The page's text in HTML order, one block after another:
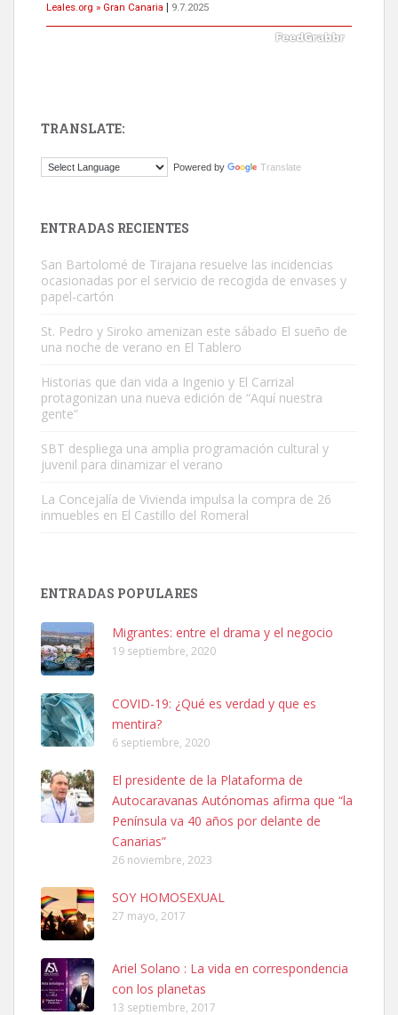
Leales.org » Gran Canaria
9.7.2025
El ayuntamiento se va a llevar a Los Gatos callejeros de la zona los
Este gato macho ha aparecido en la calle hace menos de un mes,
es muy manso y extremadamente cari...
Leales.org » Gran Canaria
Leales.org » Gran Canaria
SHIBA PERDIDO AVDA JOSE MESA Y LOPEZ
PERRO MACHO RAZA SHIBA CON MICROCHIP PERDIDO HOY
06/07/2025 ZONA MESA Y LOPEZ. ES MUY ASUSTADIZO
Leales.org » Gran Canaria
6.7.2025
Ninfa perdida
El día 5 se los perdió una ninfa papillera, asustada tiene miedo a la
TRANSLATE:
Powered by Translate
ENTRADAS RECIENTES
San Bartolomé de Tirajana resuelve las incidencias
ocasionadas por el servicio de recogida de envases y
papel-cartón
St. Pedro y Siroko amenizan este sábado El sueño de
una noche de verano en El Tablero
Historias que dan vida a Ingenio y El Carrizal
protagonizan una nueva edición de “Aquí nuestra
gente”
SBT despliega una amplia programación cultural y
juvenil para dinamizar el verano
La Concejalía de Vivienda impulsa la compra de 26
inmuebles en El Castillo del Romeral
ENTRADAS POPULARES
Migrantes: entre el drama y el negocio
19 septiembre, 2020
COVID-19: ¿Qué es verdad y que es
mentira?
6 septiembre, 2020
El presidente de la Plataforma de
Autocaravanas Autónomas afirma que “la
Península va 40 años por delante de
Canarias”
26 noviembre, 2023
SOY HOMOSEXUAL
27 mayo, 2017
Ariel Solano : La vida en correspondencia
con los planetas
13 septiembre, 2017